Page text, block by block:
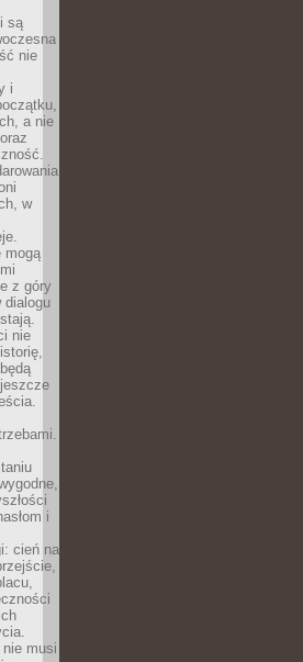
są
nie
i
a nie
w
mogą
z góry
dialogu
nie
i
cień na
musi